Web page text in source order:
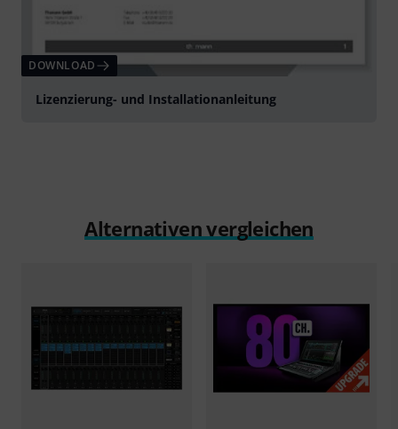
DOWNLOAD
Lizenzierung- und Installationanleitung
Alternativen vergleichen